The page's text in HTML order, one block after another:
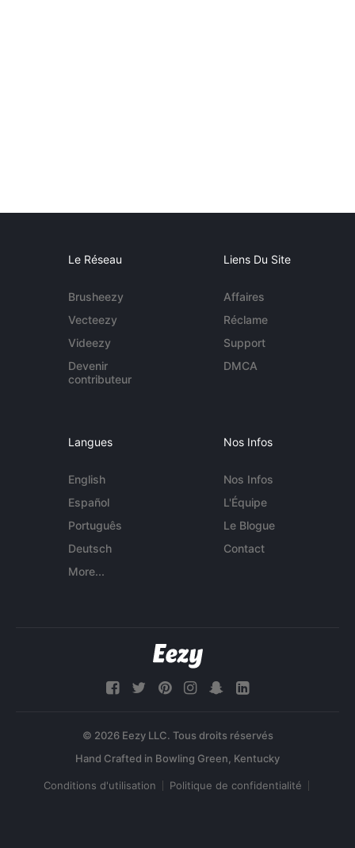
Le Réseau
Brusheezy
Vecteezy
Videezy
Devenir
contributeur
Liens Du Site
Affaires
Réclame
Support
DMCA
Langues
English
Español
Português
Deutsch
More...
Nos Infos
Nos Infos
L'Équipe
Le Blogue
Contact
© 2026 Eezy LLC. Tous droits réservés
Conditions d'utilisation Politique de confidentialité